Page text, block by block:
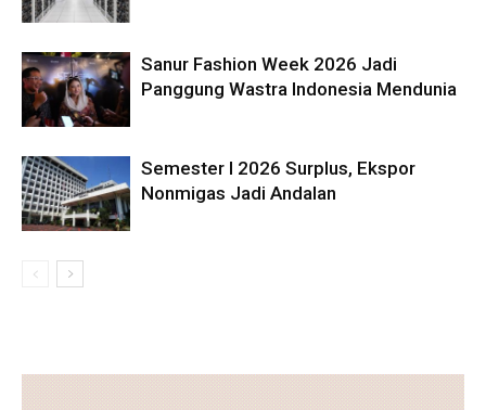
Sanur Fashion Week 2026 Jadi
Panggung Wastra Indonesia Mendunia
Semester I 2026 Surplus, Ekspor
Nonmigas Jadi Andalan